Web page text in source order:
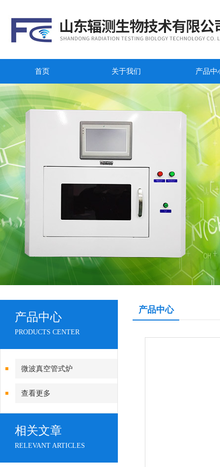
首页 关于我们 产品中
产品中心
PRODUCTS CENTER
微波真空管式炉
查看更多
相关文章
RELEVANT ARTICLES
产品中心